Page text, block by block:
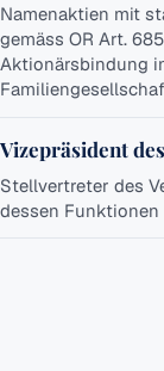
Namenaktien mit
gemäss OR Art.
Aktionärsbindung
Vizepräsident
Stellvertreter des
dessen